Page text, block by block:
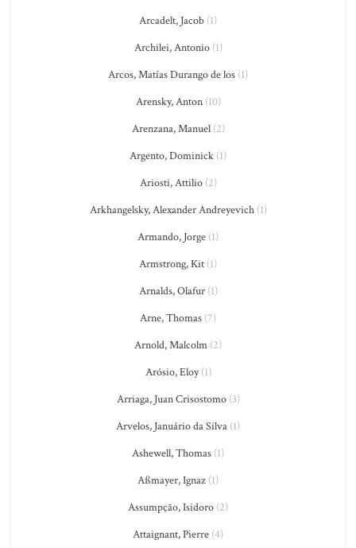
Arcadelt, Jacob (1)
Archilei, Antonio(1)
Arcos, Matías Durango de los (1)
Arensky, Anton(10)
Arenzana, Manuel(2)
Argento, Dominick (1)
Ariosti, Attilio(2)
Arkhangelsky, Alexander Andreyevich(1)
Armando, Jorge (1)
Armstrong, Kit (1)
Arnalds, Olafur(1)
Arne, Thomas (7)
Arnold, Malcolm (2)
Arósio, Eloy(1)
Arriaga, Juan Crisostomo(3)
Arvelos, Januário da Silva (1)
Ashewell, Thomas (1)
Aßmayer, Ignaz (1)
Assumpção, Isidoro (2)
Attaignant, Pierre (4)